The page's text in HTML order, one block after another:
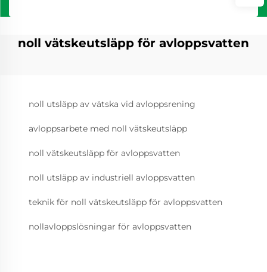
noll vätskeutsläpp för avloppsvatten
noll utsläpp av vätska vid avloppsrening
avloppsarbete med noll vätskeutsläpp
noll vätskeutsläpp för avloppsvatten
noll utsläpp av industriell avloppsvatten
teknik för noll vätskeutsläpp för avloppsvatten
nollavloppslösningar för avloppsvatten